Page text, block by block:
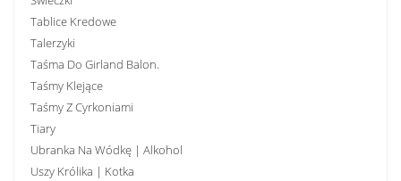
Tablice Kredowe
Talerzyki
Taśma Do Girland Balon.
Taśmy Klejące
Taśmy Z Cyrkoniami
Tiary
Ubranka Na Wódkę | Alkohol
Uszy Królika | Kotka